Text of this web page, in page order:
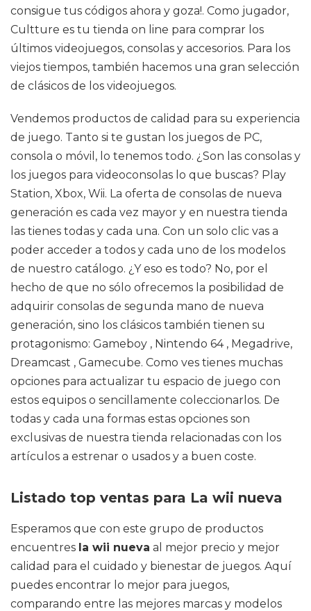
consigue tus códigos ahora y goza!. Como jugador,
Cultture es tu tienda on line para comprar los
últimos videojuegos, consolas y accesorios. Para los
viejos tiempos, también hacemos una gran selección
de clásicos de los videojuegos.
Vendemos productos de calidad para su experiencia
de juego. Tanto si te gustan los juegos de PC,
consola o móvil, lo tenemos todo. ¿Son las consolas y
los juegos para videoconsolas lo que buscas? Play
Station, Xbox, Wii. La oferta de consolas de nueva
generación es cada vez mayor y en nuestra tienda
las tienes todas y cada una. Con un solo clic vas a
poder acceder a todos y cada uno de los modelos
de nuestro catálogo. ¿Y eso es todo? No, por el
hecho de que no sólo ofrecemos la posibilidad de
adquirir consolas de segunda mano de nueva
generación, sino los clásicos también tienen su
protagonismo: Gameboy , Nintendo 64 , Megadrive,
Dreamcast , Gamecube. Como ves tienes muchas
opciones para actualizar tu espacio de juego con
estos equipos o sencillamente coleccionarlos. De
todas y cada una formas estas opciones son
exclusivas de nuestra tienda relacionadas con los
artículos a estrenar o usados y a buen coste.
Listado top ventas para La wii nueva
Esperamos que con este grupo de productos
encuentres la wii nueva al mejor precio y mejor
calidad para el cuidado y bienestar de juegos. Aquí
puedes encontrar lo mejor para juegos,
comparando entre las mejores marcas y modelos